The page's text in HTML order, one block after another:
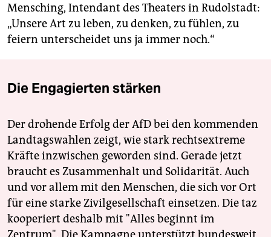
Mensching, Intendant des Theaters in Rudolstadt:
„Unsere Art zu leben, zu denken, zu fühlen, zu
feiern unterscheidet uns ja immer noch.“
Die Engagierten stärken
Der drohende Erfolg der AfD bei den kommenden
Landtagswahlen zeigt, wie stark rechtsextreme
Kräfte inzwischen geworden sind. Gerade jetzt
braucht es Zusammenhalt und Solidarität. Auch
und vor allem mit den Menschen, die sich vor Ort
für eine starke Zivilgesellschaft einsetzen. Die taz
kooperiert deshalb mit "Alles beginnt im